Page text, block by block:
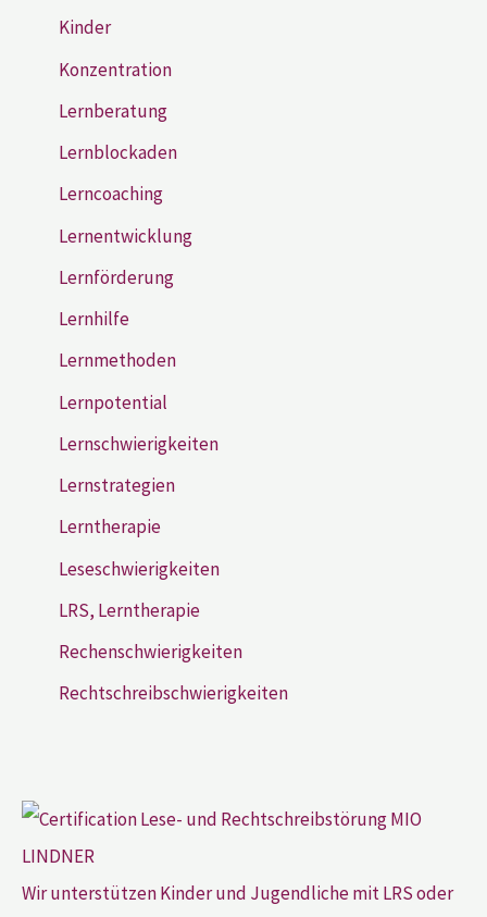
Kinder
Konzentration
Lernberatung
Lernblockaden
Lerncoaching
Lernentwicklung
Lernförderung
Lernhilfe
Lernmethoden
Lernpotential
Lernschwierigkeiten
Lernstrategien
Lerntherapie
Leseschwierigkeiten
LRS, Lerntherapie
Rechenschwierigkeiten
Rechtschreibschwierigkeiten
Wir unterstützen Kinder und Jugendliche mit LRS oder